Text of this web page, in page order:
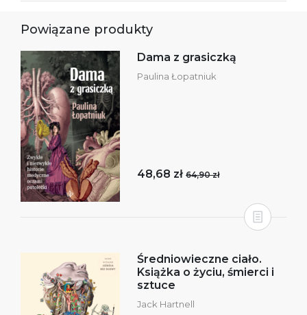
Powiązane produkty
Dama z grasiczką
Paulina Łopatniuk
48,68 zł 64,90 zł
Średniowieczne ciało.
Książka o życiu, śmierci i
sztuce
Jack Hartnell